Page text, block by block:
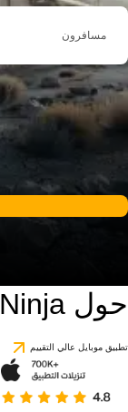
مسافرون
حول Rail.Ninja
تطبيق موبايل عالي التقييم